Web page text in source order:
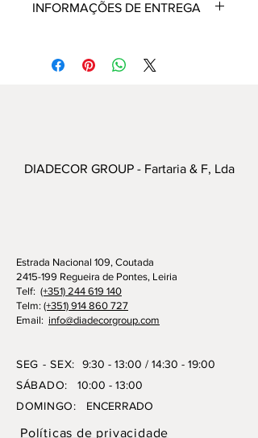
INFORMAÇÕES DE ENTREGA
DIADECOR GROUP - Fartaria & F, Lda
Estrada Nacional 109, Coutada
2415-199 Regueira de Pontes, Leiria
Telf: (+351) 244 619 140
Telm: (+351) 914 860 727
Email: info@diadecorgroup.com
SEG - SEX:9:30 - 13:00 / 14:30 - 19:00
SÁBADO: 10:00 - 13:00
DOMINGO: ENCERRADO
Políticas de privacidade